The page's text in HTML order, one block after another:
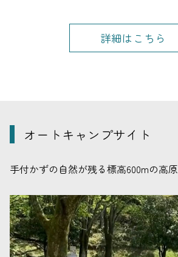
詳細はこちら
オートキャンプサイト
手付かずの自然が残る標高600mの高原